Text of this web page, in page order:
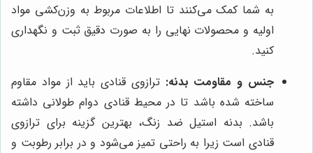
به شما کمک می‌کنند تا اطلاعات مربوط به وزن‌کشی مواد
اولیه و محصولات نهایی را به صورت دقیق ثبت و نگهداری
کنید.
جنس و مقاومت بدنه: ترازوی قنادی باید از مواد مقاوم
ساخته شده باشد تا در محیط قنادی دوام طولانی داشته
باشد. بدنه استیل ضد زنگ، بهترین گزینه برای ترازوی
قنادی است زیرا به راحتی تمیز می‌شود و در برابر رطوبت و